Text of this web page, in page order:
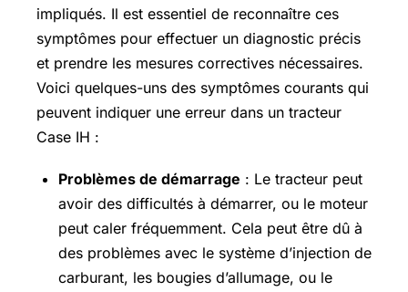
impliqués. Il est essentiel de reconnaître ces
symptômes pour effectuer un diagnostic précis
et prendre les mesures correctives nécessaires.
Voici quelques-uns des symptômes courants qui
peuvent indiquer une erreur dans un tracteur
Case IH :
Problèmes de démarrage : Le tracteur peut
avoir des difficultés à démarrer, ou le moteur
peut caler fréquemment. Cela peut être dû à
des problèmes avec le système d’injection de
carburant, les bougies d’allumage, ou le